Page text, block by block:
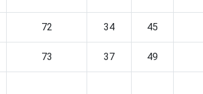
72 34 45
73 37 49